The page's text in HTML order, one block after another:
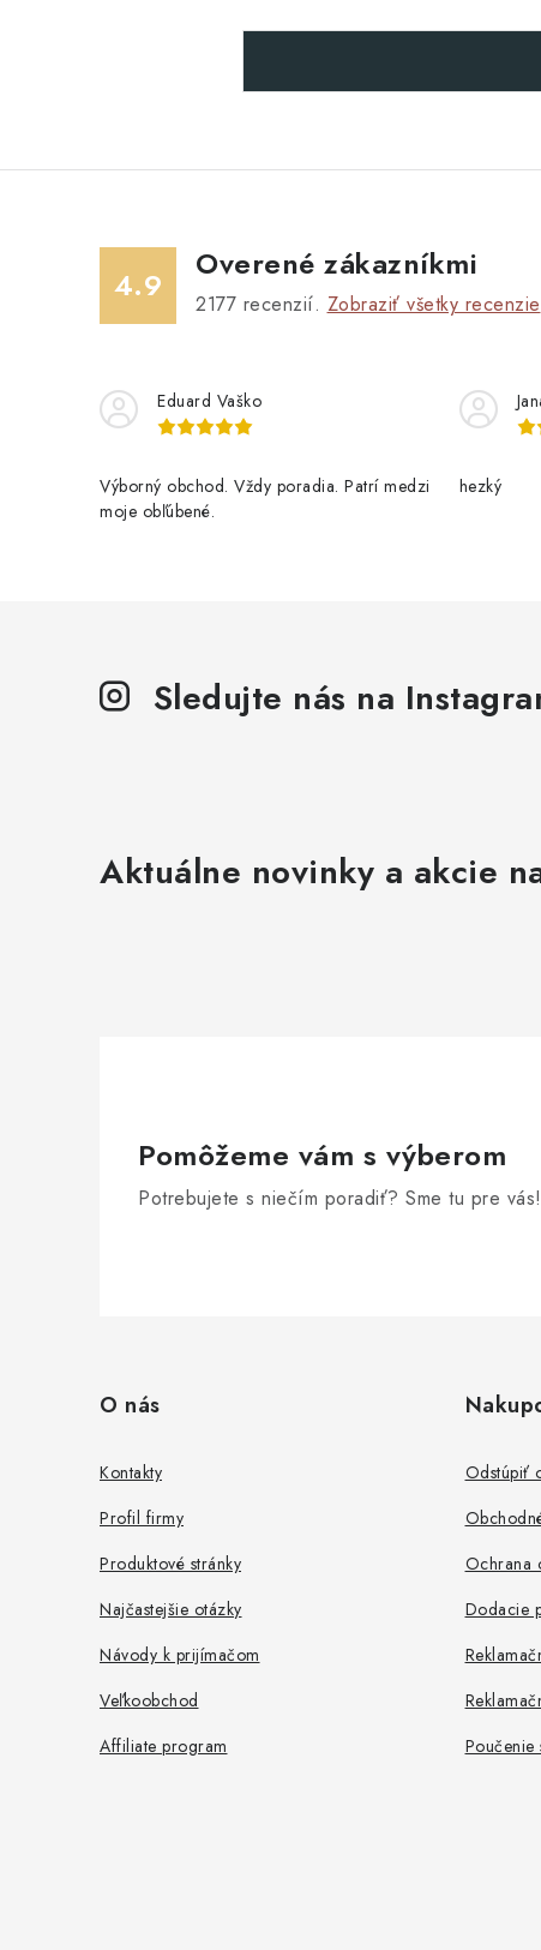
4.9
Overené zákazníkmi
2177 recenzií. Zobraziť všetky recenzie
Eduard Vaško
Výborný obchod. Vždy poradia. Patrí medzi
moje obľúbené.
hezký
Sledujte nás na
Aktuálne novinky a akcie
Pomôžeme vám s výberom
Potrebujete s niečím poradiť? Sme tu pre vás!
O nás
Kontakty
Profil firmy
Produktové stránky
Najčastejšie otázky
Návody k prijímačom
Veľkoobchod
Affiliate program
Odstúpiť
Ochrana
Dodacie
Poučenie